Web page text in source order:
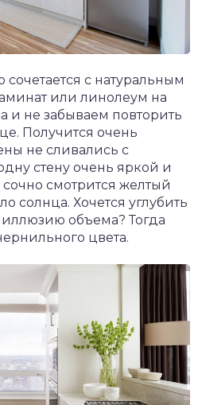
с натуральным
или линолеум на
и не забываем повторить
Получится очень
не сливались с
стену очень яркой и
смотрится желтый
солнца. Хочется углубить
иллюзию объема? Тогда
цвета.